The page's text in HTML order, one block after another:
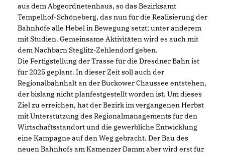
aus dem Abgeordnetenhaus, so das Bezirksamt
Tempelhof-Schöneberg, das nun für die Realisierung der
Bahnhöfe alle Hebel in Bewegung setzt; unter anderem
mit Studien. Gemeinsame Aktivitäten wird es auch mit
dem Nachbarn Steglitz-Zehlendorf geben.
Die Fertigstellung der Trasse für die Dresdner Bahn ist
für 2025 geplant. In dieser Zeit soll auch der
Regionalbahnhalt an der Buckower Chaussee entstehen,
der bislang nicht planfestgestellt worden ist. Um dieses
Ziel zu erreichen, hat der Bezirk im vergangenen Herbst
mit Unterstützung des Regionalmanagements für den
Wirtschaftsstandort und die gewerbliche Entwicklung
eine Kampagne auf den Weg gebracht. Der Bau des
neuen Bahnhofs am Kamenzer Damm aber wird erst für